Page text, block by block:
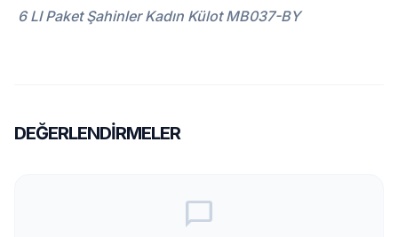
6 LI Paket Şahinler Kadın Külot MB037-BY
DEĞERLENDIRMELER
chat_bubble_outline